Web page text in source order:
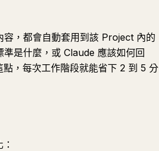
，都會自動套用到該 Project 內的
是什麼，或 Claude 應該如何回
，每次工作階段就能省下 2 到 5 分